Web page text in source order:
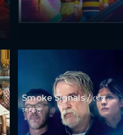
Smoke Signals / ধোঁয়া
সংকেত